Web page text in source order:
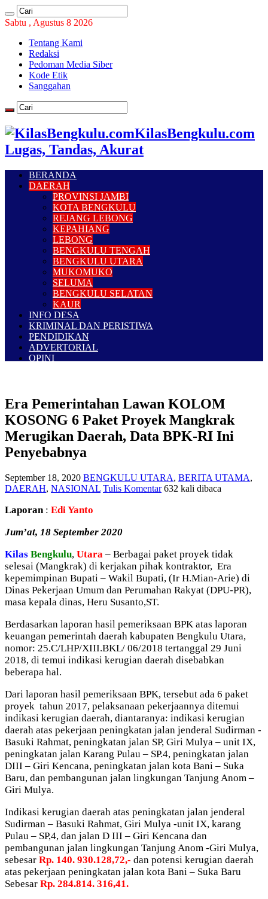
Sabtu , Agustus 8 2026
Tentang Kami
Redaksi
Pedoman Media Siber
Kode Etik
Sanggahan
KilasBengkulu.com
Lugas, Tandas, Akurat
BERANDA
DAERAH
PROVINSI JAMBI
KOTA BENGKULU
REJANG LEBONG
KEPAHIANG
LEBONG
BENGKULU TENGAH
BENGKULU UTARA
MUKOMUKO
SELUMA
BENGKULU SELATAN
KAUR
INFO DESA
KRIMINAL DAN PERISTIWA
PENDIDIKAN
ADVERTORIAL
OPINI
Era Pemerintahan Lawan KOLOM
KOSONG 6 Paket Proyek Mangkrak
Merugikan Daerah, Data BPK-RI Ini
Penyebabnya
September 18, 2020 BENGKULU UTARA, BERITA UTAMA,
DAERAH, NASIONAL Tulis Komentar 632 kali dibaca
Laporan : Edi Yanto
Jum’at, 18 September 2020
Kilas Bengkulu, Utara – Berbagai paket proyek tidak
selesai (Mangkrak) di kerjakan pihak kontraktor, Era
kepemimpinan Bupati – Wakil Bupati, (Ir H.Mian-Arie) di
Dinas Pekerjaan Umum dan Perumahan Rakyat (DPU-PR),
masa kepala dinas, Heru Susanto,ST.
Berdasarkan laporan hasil pemeriksaan BPK atas laporan
keuangan pemerintah daerah kabupaten Bengkulu Utara,
nomor: 25.C/LHP/XIII.BKL/ 06/2018 tertanggal 29 Juni
2018, di temui indikasi kerugian daerah disebabkan
beberapa hal.
Dari laporan hasil pemeriksaan BPK, tersebut ada 6 paket
proyek tahun 2017, pelaksanaan pekerjaannya ditemui
indikasi kerugian daerah, diantaranya: indikasi kerugian
daerah atas pekerjaan peningkatan jalan jenderal Sudirman -
Basuki Rahmat, peningkatan jalan SP, Giri Mulya – unit IX,
peningkatan jalan Karang Pulau – SP.4, peningkatan jalan
DIII – Giri Kencana, peningkatan jalan kota Bani – Suka
Baru, dan pembangunan jalan lingkungan Tanjung Anom –
Giri Mulya.
Indikasi kerugian daerah atas peningkatan jalan jenderal
Sudirman – Basuki Rahmat, Giri Mulya -unit IX, karang
Pulau – SP,4, dan jalan D III – Giri Kencana dan
pembangunan jalan lingkungan Tanjung Anom -Giri Mulya,
sebesar Rp. 140. 930.128,72,- dan potensi kerugian daerah
atas pekerjaan peningkatan jalan kota Bani – Suka Baru
Sebesar Rp. 284.814. 316,41.